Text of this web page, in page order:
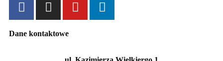
Dane kontaktowe